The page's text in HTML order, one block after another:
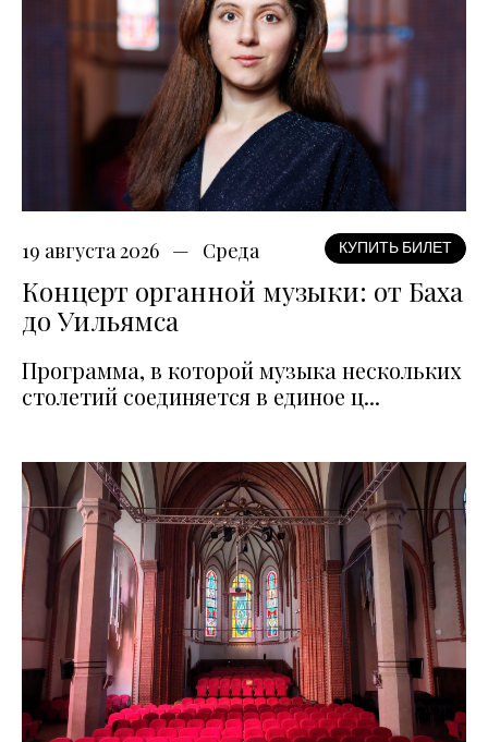
19 августа 2026 Среда КУПИТЬ БИЛЕТ
Концерт органной музыки: от Баха
до Уильямса
Программа, в которой музыка нескольких
столетий соединяется в единое ц...